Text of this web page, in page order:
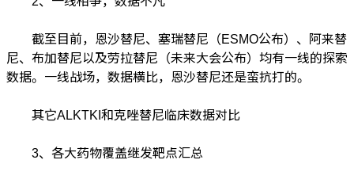
截至目前，恩沙替尼、塞瑞替尼（ESMO公布）、阿来替
尼、布加替尼以及劳拉替尼（未来大会公布）均有一线的探索
数据。一线战场，数据横比，恩沙替尼还是蛮抗打的。
其它ALKTKI和克唑替尼临床数据对比
3、各大药物覆盖继发靶点汇总